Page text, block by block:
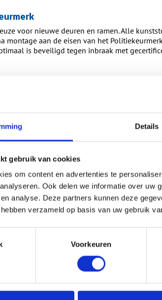
Details
gebruik van cookies
om content en advertenties te
Ook delen we informatie over uw
analyse. Deze partners kunnen deze
verzameld op basis van uw gebruik
Voorkeuren
voor nieuwe deuren en ramen. Alle
aan de eisen van het
is beveiligd tegen inbraak met
perfect passen bij de uitstraling van je
en uitvoeringen, waaronder een
karakter van kunststof, terwijl je de
de regio Flevoland
op een compact werkgebied om de
hierbij opde gehele provincie Flevoland.
ben je van harte welkom in de
je de materialen zelf ervaren en staan de
offerte.
familiebedrijf, wat terug te zien is in de vele
van topproducten kun je rekenen op een
de montage ontvang je standaard 10 jaar
genieten van je investering.